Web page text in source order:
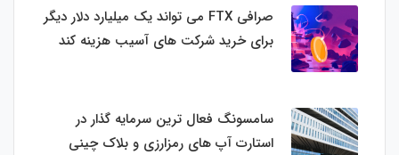
صرافی FTX می تواند یک میلیارد دلار دیگر
برای خرید شرکت های آسیب هزینه کند
سامسونگ فعال‌ ترین سرمایه‌ گذار در
استارت‌ آپ‌ های رمزارزی و بلاک چینی